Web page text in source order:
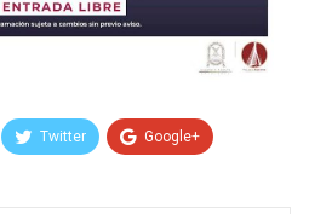
Twitter Google+